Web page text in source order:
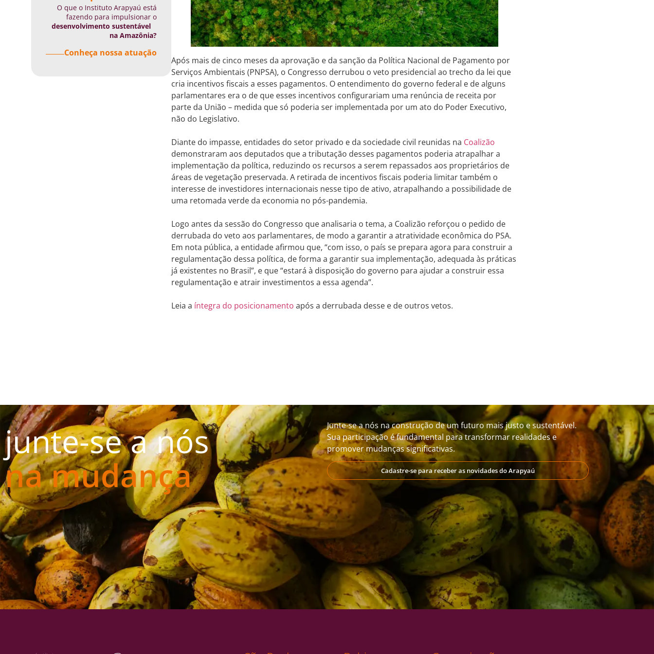
O que o Instituto Arapyaú está
fazendo para impulsionar o
desenvolvimento sustentável
na Amazônia?
Conheça nossa atuação
Após mais de cinco meses da aprovação e da sanção da Política Nacional de Pagamento por
Serviços Ambientais (PNPSA), o Congresso derrubou o veto presidencial ao trecho da lei que
cria incentivos fiscais a esses pagamentos. O entendimento do governo federal e de alguns
parlamentares era o de que esses incentivos configurariam uma renúncia de receita por
parte da União – medida que só poderia ser implementada por um ato do Poder Executivo,
não do Legislativo.
Diante do impasse, entidades do setor privado e da sociedade civil reunidas na Coalizão
demonstraram aos deputados que a tributação desses pagamentos poderia atrapalhar a
implementação da política, reduzindo os recursos a serem repassados aos proprietários de
áreas de vegetação preservada. A retirada de incentivos fiscais poderia limitar também o
interesse de investidores internacionais nesse tipo de ativo, atrapalhando a possibilidade de
uma retomada verde da economia no pós-pandemia.
Logo antes da sessão do Congresso que analisaria o tema, a Coalizão reforçou o pedido de
derrubada do veto aos parlamentares, de modo a garantir a atratividade econômica do PSA.
Em nota pública, a entidade afirmou que, “com isso, o país se prepara agora para construir a
regulamentação dessa política, de forma a garantir sua implementação, adequada às práticas
já existentes no Brasil”, e que “estará à disposição do governo para ajudar a construir essa
regulamentação e atrair investimentos a essa agenda”.
Leia a íntegra do posicionamento após a derrubada desse e de outros vetos.
junte-se a nós
na mudança
Junte-se a nós na construção de um futuro mais justo e sustentável.
Sua participação é fundamental para transformar realidades e
promover mudanças significativas.
Cadastre-se para receber as novidades do Arapyaú